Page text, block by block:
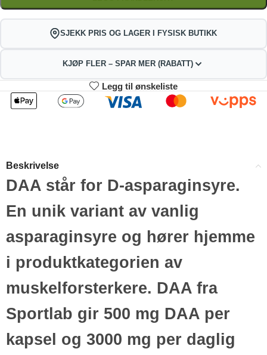
SJEKK PRIS OG LAGER I FYSISK BUTIKK
KJØP FLER – SPAR MER (RABATT)
2
214.83
kr
3-4
212.66
4%
Legg til ønskeliste
Beskrivelse
DAA står for D-asparaginsyre.
En unik variant av vanlig
asparaginsyre og hører hjemme
i produktkategorien av
muskelforsterkere. DAA fra
Sportlab gir 500 mg DAA per
kapsel og 3000 mg per daglig